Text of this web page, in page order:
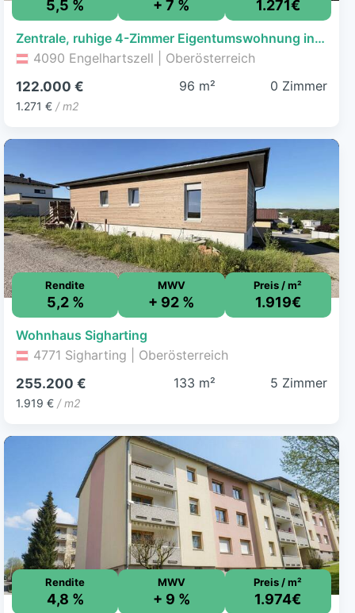
5,5 % + 7 % 1.271€
Zentrale, ruhige 4-Zimmer Eigentumswohnung inkl. Loggia
4090 Engelhartszell | Oberösterreich
122.000 €
1.271 € / m2
96 m² 0 Zimmer
Rendite
5,2 %
MWV
+ 92 %
Preis / m²
1.919€
Wohnhaus Sigharting
4771 Sigharting | Oberösterreich
255.200 €
1.919 € / m2
133 m² 5 Zimmer
Rendite
4,8 %
MWV
+ 9 %
Preis / m²
1.974€